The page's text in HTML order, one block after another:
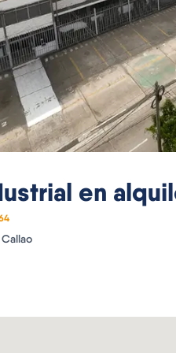
en